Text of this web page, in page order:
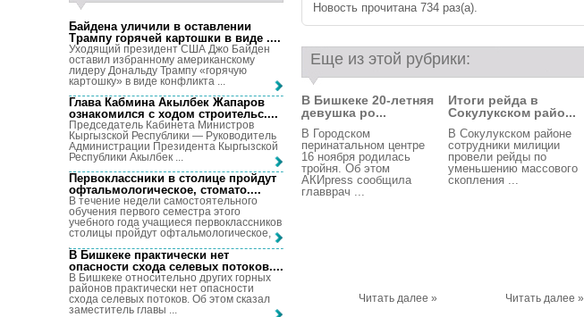
Новость прочитана 734 раз(a).
Еще из этой рубрики:
В Бишкеке 20-летняя
девушка ро...
В Городском
перинатальном центре
16 ноября родилась
тройня. Об этом
АКИpress сообщила
главврач ...
Читать далее »
Итоги рейда в
Сокулукском райо...
В Сокулукском районе
сотрудники милиции
провели рейды по
уменьшению массового
скопления ...
Читать далее »
Байдена уличили в оставлении
Трампу горячей картошки в виде ....
Уходящий президент США Джо Байден
оставил избранному американскому
лидеру Дональду Трампу «горячую
картошку» в виде конфликта ...
Глава Кабмина Акылбек Жапаров
ознакомился с ходом строительс....
Председатель Кабинета Министров
Кыргызской Республики — Руководитель
Администрации Президента Кыргызской
Республики Акылбек ...
Первоклассники в столице пройдут
офтальмологическое, стомато....
В течение недели самостоятельного
обучения первого семестра этого
учебного года учащиеся первоклассников
столицы пройдут офтальмологическое, ...
В Бишкеке практически нет
опасности схода селевых потоков....
В Бишкеке относительно других горных
районов практически нет опасности
схода селевых потоков. Об этом сказал
заместитель главы ...